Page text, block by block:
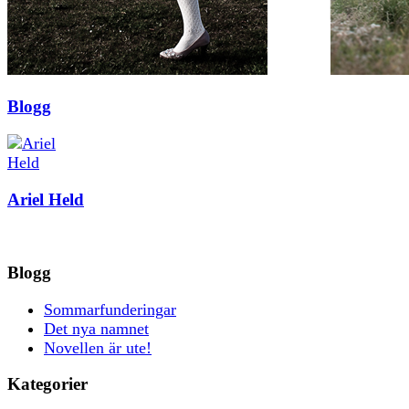
Blogg
Ariel Held
Blogg
Sommarfunderingar
Det nya namnet
Novellen är ute!
Kategorier